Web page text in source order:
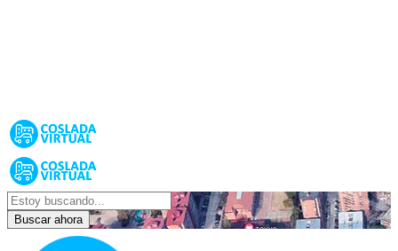
Buscar ahora